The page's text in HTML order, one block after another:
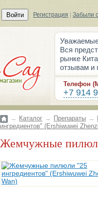
Войти Регистрация Забыли
Уважаемые
Вся
рынке
отзывам и
Телефон
+7 914
→ Каталог → Препараты →
ингредиентов" (Ershiwuwei
Жемчужные